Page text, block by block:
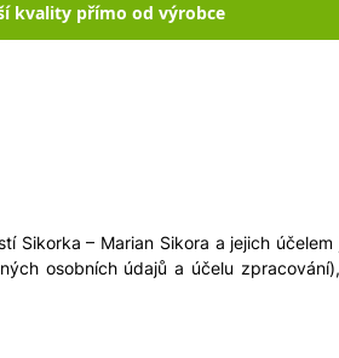
kvality přímo od výrobce
– Marian Sikora a jejich
osobních údajů a účelu